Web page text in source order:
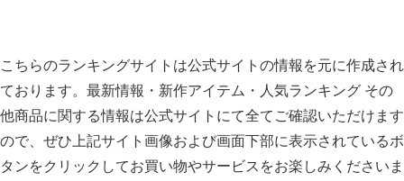
こちらのランキングサイトは公式サイトの情報を元に作成され
ております。最新情報・新作アイテム・人気ランキング その
他商品に関する情報は公式サイトにて全てご確認いただけます
ので、ぜひ上記サイト画像および画面下部に表示されているボ
タンをクリックしてお買い物やサービスをお楽しみくださいま